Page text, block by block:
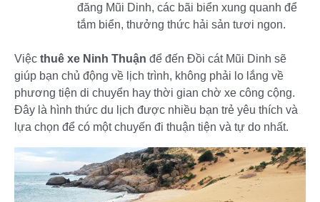
đăng Mũi Dinh, các bãi biển xung quanh để
tắm biển, thưởng thức hải sản tươi ngon.
Việc thuê xe Ninh Thuận để đến Đồi cát Mũi Dinh sẽ
giúp bạn chủ động về lịch trình, không phải lo lắng về
phương tiện di chuyển hay thời gian chờ xe công cộng.
Đây là hình thức du lịch được nhiều bạn trẻ yêu thích và
lựa chọn để có một chuyến đi thuận tiện và tự do nhất.